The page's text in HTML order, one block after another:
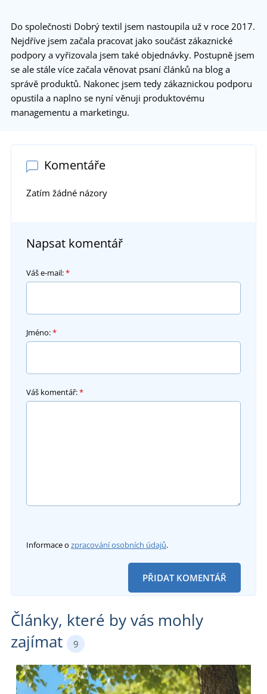
Do společnosti Dobrý textil jsem nastoupila už v roce 2017.
Nejdříve jsem začala pracovat jako součást zákaznické
podpory a vyřizovala jsem také objednávky. Postupně jsem
se ale stále více začala věnovat psaní článků na blog a
správě produktů. Nakonec jsem tedy zákaznickou podporu
opustila a naplno se nyní věnuji produktovému
managementu a marketingu.
Komentáře
Zatím žádné názory
Napsat komentář
Váš e-mail:*
Jméno:*
Váš komentář:*
Informace o zpracování osobních údajů.
PŘIDAT KOMENTÁŘ
Články, které by vás mohly
zajímat
9